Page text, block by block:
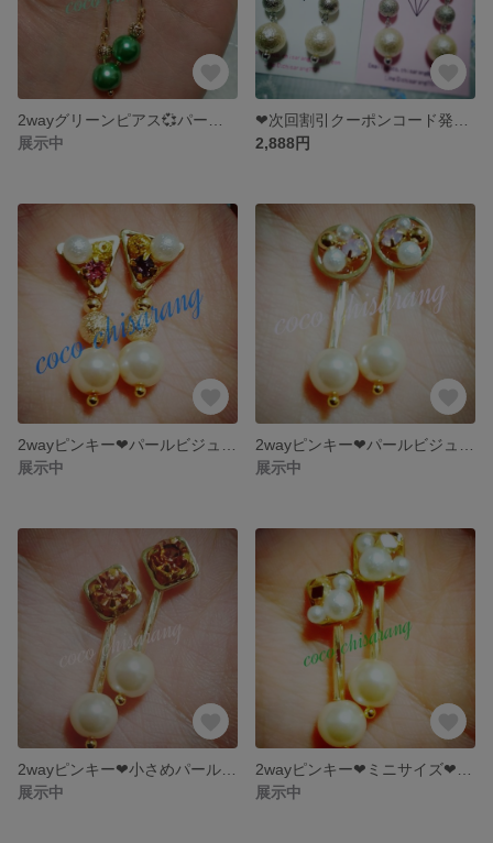
展示中
2,888円
展示中
展示中
展示中
展示中